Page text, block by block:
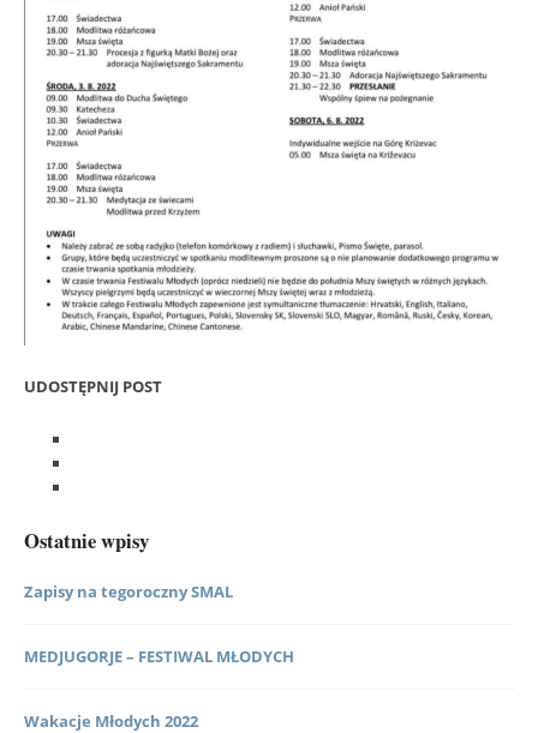
UDOSTĘPNIJ POST
Ostatnie wpisy
Zapisy na tegoroczny SMAL
MEDJUGORJE – FESTIWAL MŁODYCH
Wakacje Młodych 2022